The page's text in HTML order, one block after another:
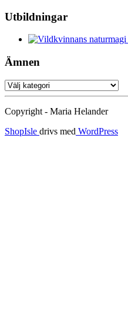
Utbildningar
Ämnen
Ämnen
Copyright - Maria Helander
ShopIsle drivs med WordPress